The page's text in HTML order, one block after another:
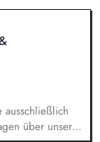
etc.)
und betreust
die
Chance.
ausschließlich
über unsere